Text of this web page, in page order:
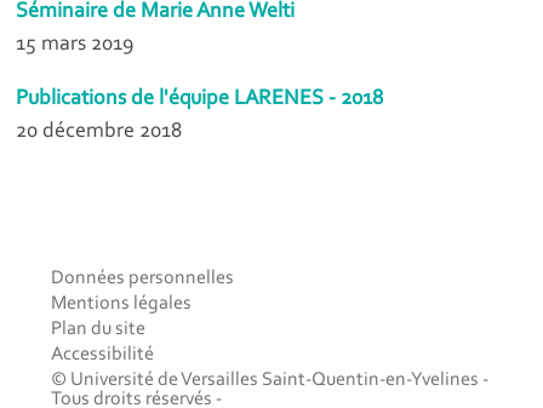
Séminaire de Marie Anne Welti
15 mars 2019
Publications de l'équipe LARENES - 2018
20 décembre 2018
Données personnelles
Mentions légales
Plan du site
Accessibilité
© Université de Versailles Saint-Quentin-en-Yvelines -
Tous droits réservés -